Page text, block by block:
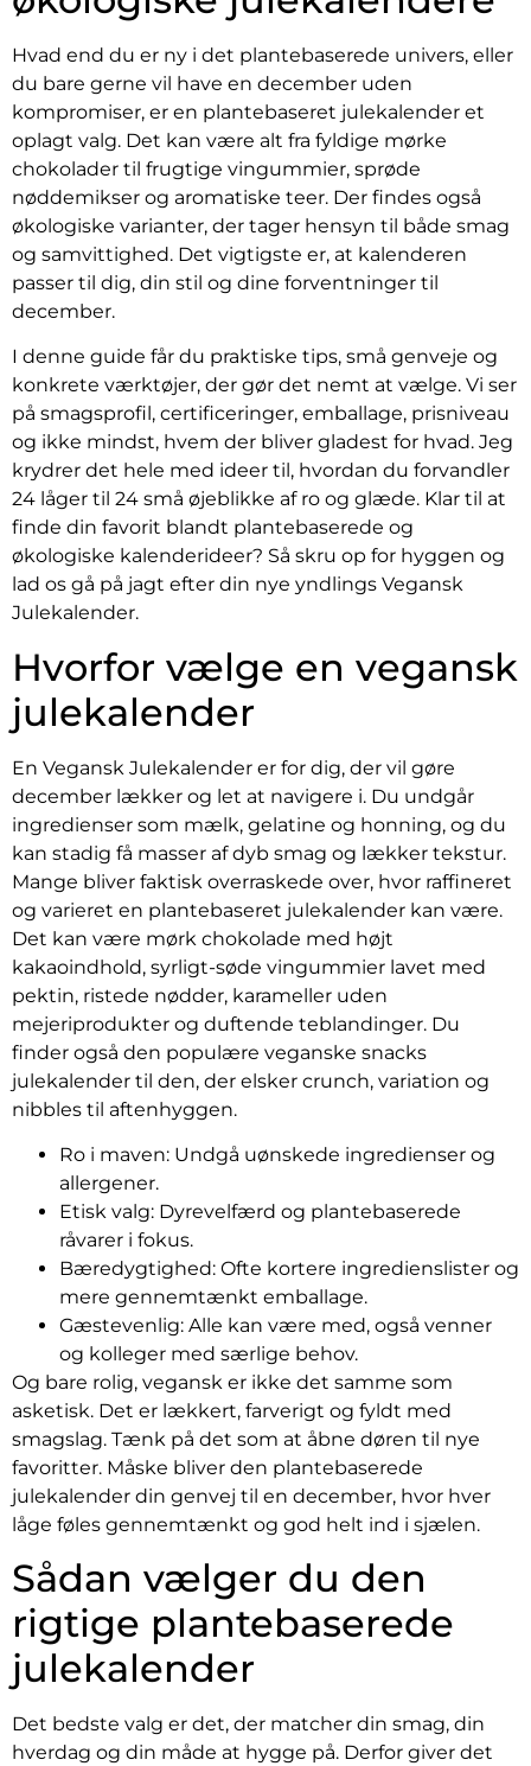
Hvad end du er ny i det plantebaserede univers, eller
du bare gerne vil have en december uden
kompromiser, er en plantebaseret julekalender et
oplagt valg. Det kan være alt fra fyldige mørke
chokolader til frugtige vingummier, sprøde
nøddemikser og aromatiske teer. Der findes også
økologiske varianter, der tager hensyn til både smag
og samvittighed. Det vigtigste er, at kalenderen
passer til dig, din stil og dine forventninger til
december.
I denne guide får du praktiske tips, små genveje og
konkrete værktøjer, der gør det nemt at vælge. Vi ser
på smagsprofil, certificeringer, emballage, prisniveau
og ikke mindst, hvem der bliver gladest for hvad. Jeg
krydrer det hele med ideer til, hvordan du forvandler
24 låger til 24 små øjeblikke af ro og glæde. Klar til at
finde din favorit blandt plantebaserede og
økologiske kalenderideer? Så skru op for hyggen og
lad os gå på jagt efter din nye yndlings Vegansk
Julekalender.
Hvorfor vælge en vegansk
julekalender
En Vegansk Julekalender er for dig, der vil gøre
december lækker og let at navigere i. Du undgår
ingredienser som mælk, gelatine og honning, og du
kan stadig få masser af dyb smag og lækker tekstur.
Mange bliver faktisk overraskede over, hvor raffineret
og varieret en plantebaseret julekalender kan være.
Det kan være mørk chokolade med højt
kakaoindhold, syrligt-søde vingummier lavet med
pektin, ristede nødder, karameller uden
mejeriprodukter og duftende teblandinger. Du
finder også den populære veganske snacks
julekalender til den, der elsker crunch, variation og
nibbles til aftenhyggen.
Ro i maven: Undgå uønskede ingredienser og
allergener.
Etisk valg: Dyrevelfærd og plantebaserede
råvarer i fokus.
Bæredygtighed: Ofte kortere ingredienslister og
mere gennemtænkt emballage.
Gæstevenlig: Alle kan være med, også venner
og kolleger med særlige behov.
Og bare rolig, vegansk er ikke det samme som
asketisk. Det er lækkert, farverigt og fyldt med
smagslag. Tænk på det som at åbne døren til nye
favoritter. Måske bliver den plantebaserede
julekalender din genvej til en december, hvor hver
låge føles gennemtænkt og god helt ind i sjælen.
Sådan vælger du den
rigtige plantebaserede
julekalender
Det bedste valg er det, der matcher din smag, din
hverdag og din måde at hygge på. Derfor giver det